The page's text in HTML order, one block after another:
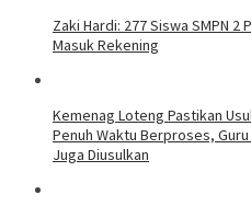
Zaki Hardi: 277 Siswa SMPN 2
Masuk Rekening
Kemenag Loteng Pastikan
Penuh Waktu Berproses,
Juga Diusulkan